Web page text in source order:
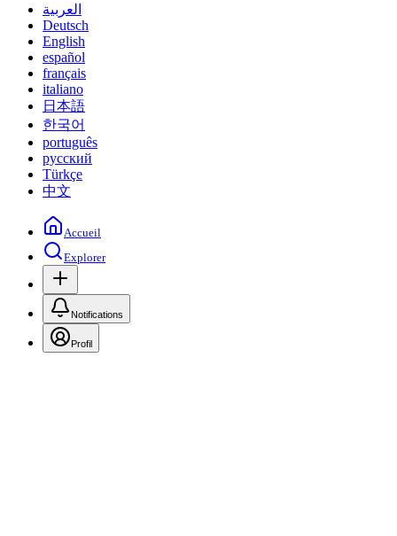
العربية
Deutsch
English
español
français
italiano
日本語
한국어
português
русский
Türkçe
中文
Accueil
Explorer
Notifications
Profil